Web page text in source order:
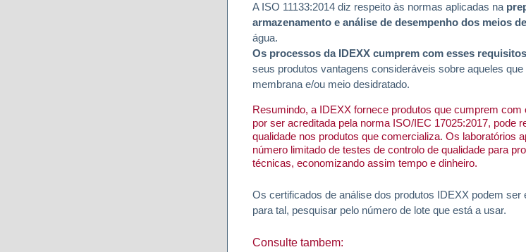
A ISO 11133:2014 diz respeito às normas aplicadas na
armazenamento e análise de desempenho dos meios
água.
Os processos da IDEXX cumprem com esses requisitos
seus produtos vantagens consideráveis sobre aqueles
membrana e/ou meio desidratado.
Resumindo, a IDEXX fornece produtos que cumprem com
por ser acreditada pela norma ISO/IEC 17025:2017, pode
qualidade nos produtos que comercializa. Os laboratórios
número limitado de testes de controlo de qualidade para
técnicas, economizando assim tempo e dinheiro.
Os certificados de análise dos produtos IDEXX podem ser
para tal, pesquisar pelo número de lote que está a usar.
Consulte tambem: